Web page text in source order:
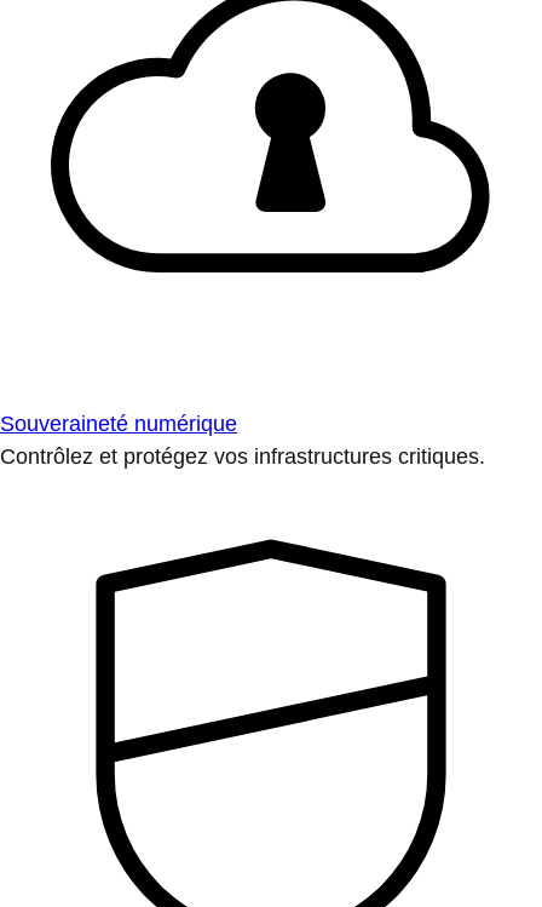
Souveraineté numérique
Contrôlez et protégez vos infrastructures critiques.